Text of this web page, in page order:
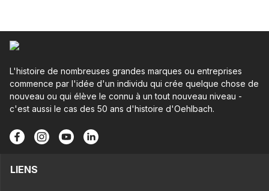
L'histoire de nombreuses grandes marques ou entreprises
commence par l'idée d'un individu qui crée quelque chose de
nouveau ou qui élève le connu à un tout nouveau niveau -
c'est aussi le cas des 50 ans d'histoire d'Oehlbach.
LIENS